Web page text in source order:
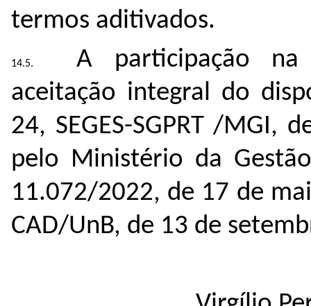
termos aditivados.
A participação
aceitação integral do
24, SEGES-SGPRT /MGI,
pelo Ministério da
11.072/2022, de 17 de
CAD/UnB, de 13 de